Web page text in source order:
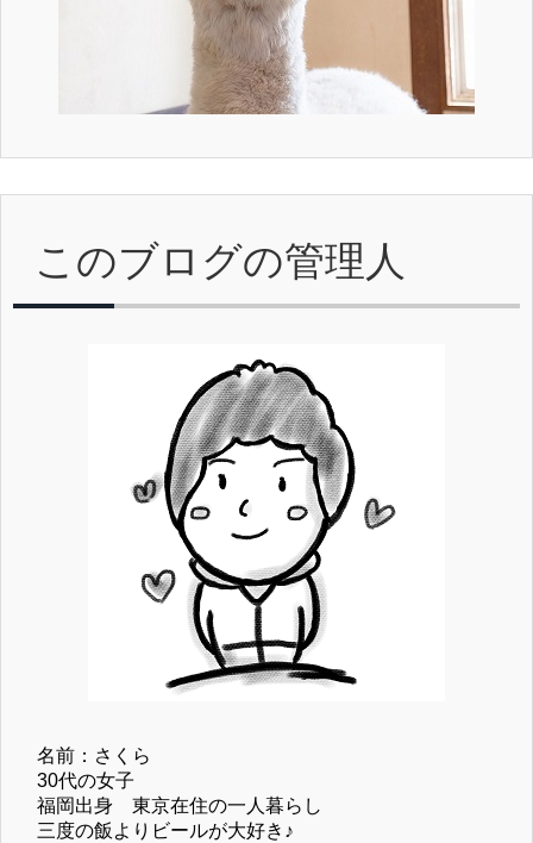
このブログの管理人
名前：さくら
30代の女子
福岡出身 東京在住の一人暮らし
三度の飯よりビールが大好き♪